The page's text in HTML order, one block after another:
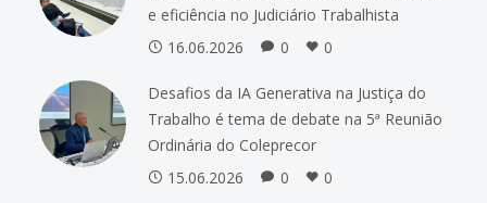
e eficiência no Judiciário Trabalhista
16.06.2026
0 0
Desafios da IA Generativa na Justiça do
Trabalho é tema de debate na 5ª Reunião
Ordinária do Coleprecor
15.06.2026
0 0